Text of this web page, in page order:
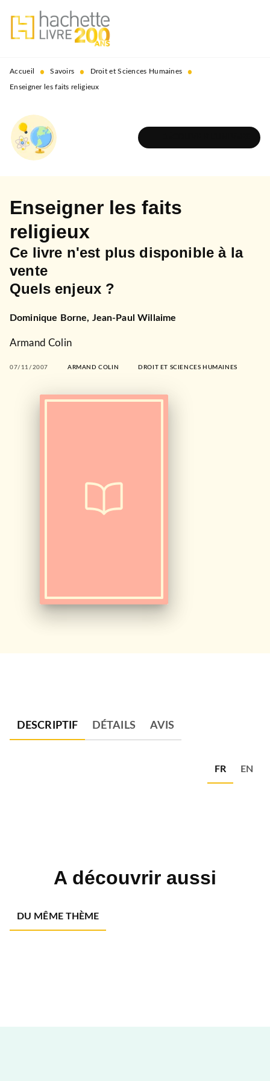
MENU RECHERCHE
PIED DE PAGE
Accueil • Savoirs • Droit et Sciences Humaines •
Enseigner les faits religieux
Enseigner les faits
religieux
Ce livre n'est plus disponible à la
vente
Quels enjeux ?
Dominique Borne, Jean-Paul Willaime
Armand Colin
07/11/2007 ARMAND COLIN DROIT ET SCIENCES HUMAINES
DESCRIPTIF DÉTAILS AVIS
FR EN
A découvrir aussi
DU MÊME THÈME